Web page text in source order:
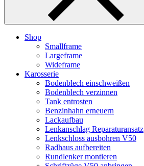
Shop
Smallframe
Largeframe
Wideframe
Karosserie
Bodenblech einschweißen
Bodenblech verzinnen
Tank entrosten
Benzinhahn erneuern
Lackaufbau
Lenkanschlag Reparaturansatz
Lenkschloss ausbohren V50
Radhaus aufbereiten
Rundlenker montieren